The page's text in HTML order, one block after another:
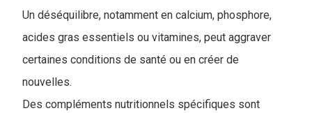
Un déséquilibre, notamment en calcium, phosphore,
acides gras essentiels ou vitamines, peut aggraver
certaines conditions de santé ou en créer de
nouvelles.
Des compléments nutritionnels spécifiques sont